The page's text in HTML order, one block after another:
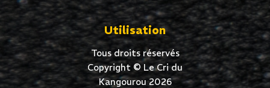
Utilisation
Tous droits réservés
Copyright © Le Cri du
Kangourou 2026